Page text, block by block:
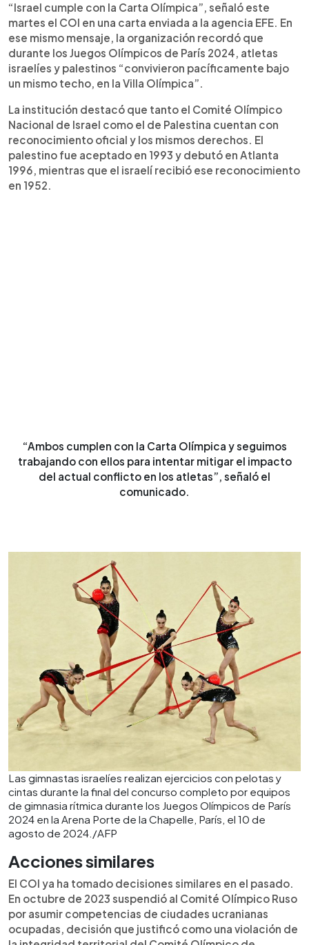
“Israel cumple con la Carta Olímpica”, señaló este
martes el COI en una carta enviada a la agencia EFE. En
ese mismo mensaje, la organización recordó que
durante los Juegos Olímpicos de París 2024, atletas
israelíes y palestinos “convivieron pacíficamente bajo
un mismo techo, en la Villa Olímpica”.
La institución destacó que tanto el Comité Olímpico
Nacional de Israel como el de Palestina cuentan con
reconocimiento oficial y los mismos derechos. El
palestino fue aceptado en 1993 y debutó en Atlanta
1996, mientras que el israelí recibió ese reconocimiento
en 1952.
“Ambos cumplen con la Carta Olímpica y seguimos
trabajando con ellos para intentar mitigar el impacto
del actual conflicto en los atletas”, señaló el
comunicado.
Las gimnastas israelíes realizan ejercicios con pelotas y
cintas durante la final del concurso completo por equipos
de gimnasia rítmica durante los Juegos Olímpicos de París
2024 en la Arena Porte de la Chapelle, París, el 10 de
agosto de 2024./AFP
Acciones similares
El COI ya ha tomado decisiones similares en el pasado.
En octubre de 2023 suspendió al Comité Olímpico Ruso
por asumir competencias de ciudades ucranianas
ocupadas, decisión que justificó como una violación de